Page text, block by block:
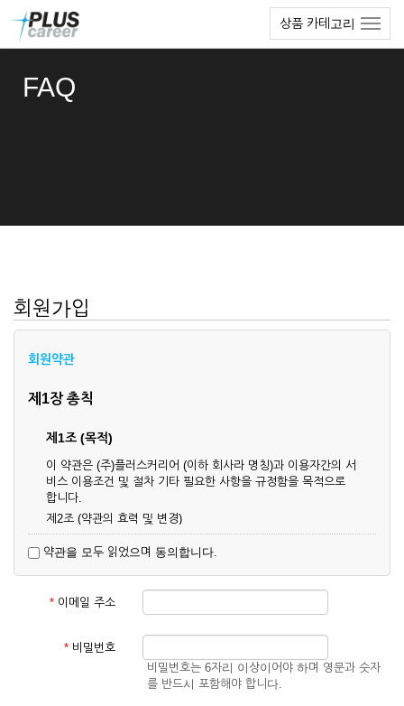
상품 카테고리
FAQ
회원가입
회원약관
제1장 총칙
제1조 (목적)
이 약관은 (주)플러스커리어 (이하 회사라 명칭)과 이용자간의 서
비스 이용조건 및 절차 기타 필요한 사항을 규정함을 목적으로
합니다.
제2조 (약관의 효력 및 변경)
업상 중요 하거나 합리적인 사유가 발생할 경우 온라인 공사를
통하여 변경할 수 있습니다.
② 회원은 변경된 약관에 동의하지 않을 경우 서비스 이용을 중
단하고 이용계약을 해지할 수 있습니다. 약관의 효력 발생일 이
것으로 간주됩니다.
제3조 (약관의 외 준칙)
약관을 모두 읽었으며 동의합니다.
* 이메일 주소
* 비밀번호
비밀번호는 6자리 이상이어야 하며 영문과 숫자
를 반드시 포함해야 합니다.